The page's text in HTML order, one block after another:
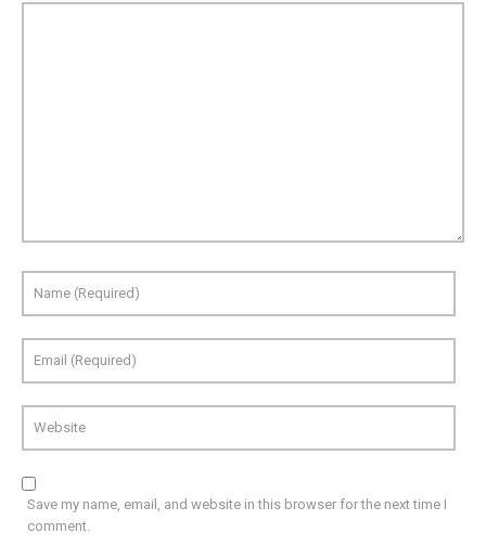
Save my name, email, and website in this browser for the next time I
comment.